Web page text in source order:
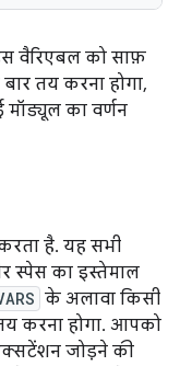
वैरिएबल को साफ़
तय करना होगा,
का वर्णन
है. यह सभी
स्पेस का इस्तेमाल
के अलावा किसी
करना होगा. आपको
जोड़ने की